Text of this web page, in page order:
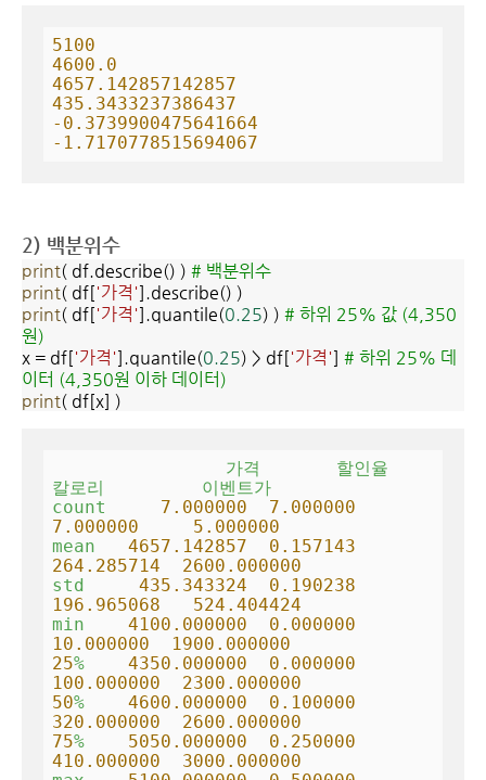
5100
4600.0
4657.142857142857
435.3433237386437
-0.3739900475641664
-1.7170778515694067
2) 백분위수
print( df.describe() ) # 백분위수
print( df['가격'].describe() )
print( df['가격'].quantile(0.25) ) # 하위 25% 값 (4,350
원)
x = df['가격'].quantile(0.25) > df['가격'] # 하위 25% 데
이터 (4,350원 이하 데이터)
print( df[x] )
가격
할인율
칼로리
이벤트가
count
7.000000
7.000000
7.000000
5.000000
mean
4657.142857 0.157143
264.285714
2600.000000
std
435.343324
0.190238
196.965068
524.404424
min
4100.000000 0.000000
10.000000
1900.000000
25% 4350.000000 0.000000
100.000000
2300.000000
50% 4600.000000 0.100000
320.000000
2600.000000
75% 5050.000000 0.250000
410.000000
3000.000000